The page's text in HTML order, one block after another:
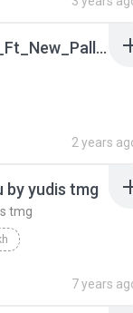
Full_Album_Obbie_Mesakh_Ft_New_Pallapa__Official_Music_Video__OK(128k).m4a
2 years
by yudis tmg
tmg
7 years